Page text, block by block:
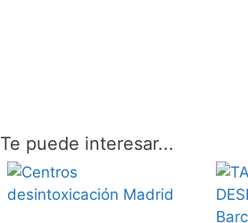
Te puede interesar...